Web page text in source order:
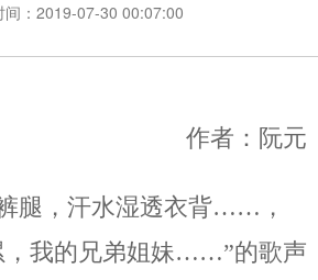
间：2019-07-30 00:07:00
作者：阮元
腿，汗水湿透衣背……，
，我的兄弟姐妹……”的歌声